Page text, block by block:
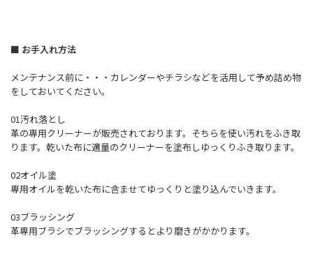
■ お手入れ方法
メンテナンス前に・・・カレンダーやチラシなどを活用して予め詰め物
をしておいてください。
01汚れ落とし
革の専用クリーナーが販売されております。そちらを使い汚れをふき取
ります。乾いた布に適量のクリーナーを塗布しゆっくりふき取ります。
02オイル塗
専用オイルを乾いた布に含ませてゆっくりと塗り込んでいきます。
03ブラッシング
革専用ブラシでブラッシングするとより磨きがかかります。